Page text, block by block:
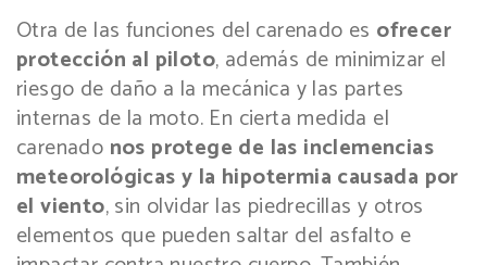
Otra de las funciones del carenado es ofrecer
protección al piloto, además de minimizar el
riesgo de daño a la mecánica y las partes
internas de la moto. En cierta medida el
carenado nos protege de las inclemencias
meteorológicas y la hipotermia causada por
el viento, sin olvidar las piedrecillas y otros
elementos que pueden saltar del asfalto e